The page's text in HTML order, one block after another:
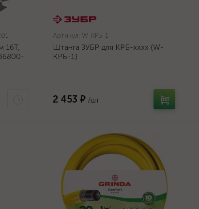
16Т,
Артикул: W-КРБ-1
Штанга ЗУБР для КРБ-хххх {W-
КРБ-1}
2 453 ₽ /шт